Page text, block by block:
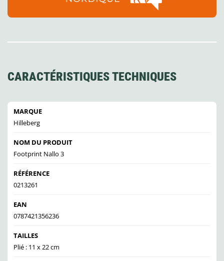
CARACTÉRISTIQUES TECHNIQUES
MARQUE
Hilleberg
NOM DU PRODUIT
Footprint Nallo 3
RÉFÉRENCE
0213261
EAN
0787421356236
TAILLES
Plié : 11 x 22 cm